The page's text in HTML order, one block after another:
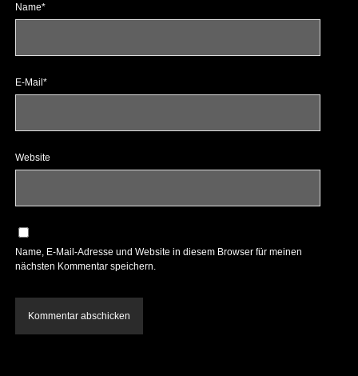
Name*
E-Mail*
Website
Name, E-Mail-Adresse und Website in diesem Browser für meinen
nächsten Kommentar speichern.